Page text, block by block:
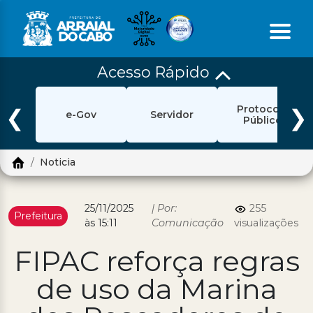
Início
Ouvidoria
Pesquisar
Política de Privacidade
Prefeitura
Diário Oficial
Acesso Rápido
❮ e-Gov Servidor
Protocolo
Público
❯
Noticia
Prefeitura
25/11/2025
às 15:11
| Por:
Comunicação
255
visualizações
FIPAC reforça regras
de uso da Marina